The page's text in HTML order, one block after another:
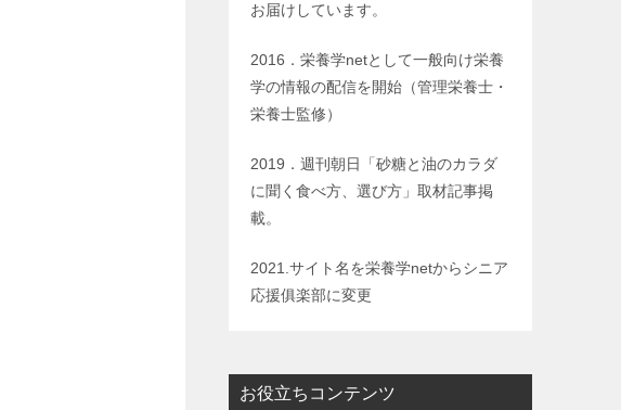
お届けしています。
2016．栄養学netとして一般向け栄養
学の情報の配信を開始（管理栄養士・
栄養士監修）
2019．週刊朝日「砂糖と油のカラダ
に聞く食べ方、選び方」取材記事掲
載。
2021.サイト名を栄養学netからシニア
応援俱楽部に変更
お役立ちコンテンツ